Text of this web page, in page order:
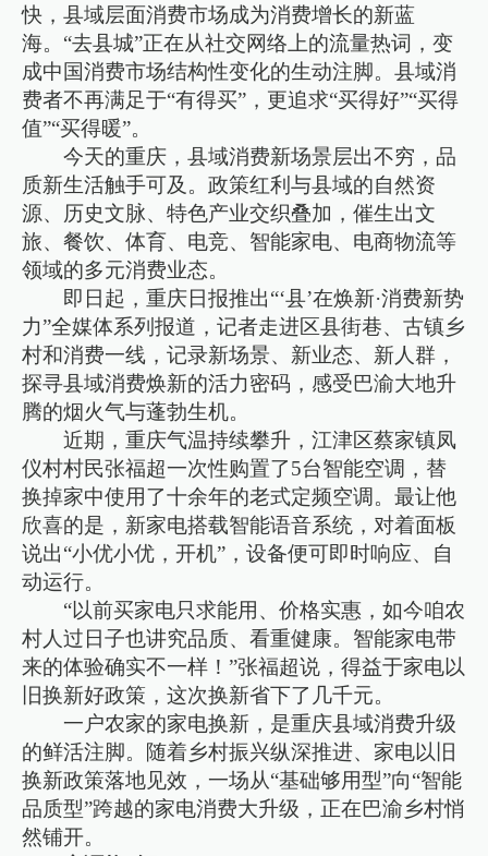
快，县域层面消费市场成为消费增长的新蓝
海。“去县城”正在从社交网络上的流量热词，变
成中国消费市场结构性变化的生动注脚。县域消
费者不再满足于“有得买”，更追求“买得好”“买得
值”“买得暖”。
今天的重庆，县域消费新场景层出不穷，品
质新生活触手可及。政策红利与县域的自然资
源、历史文脉、特色产业交织叠加，催生出文
旅、餐饮、体育、电竞、智能家电、电商物流等
领域的多元消费业态。
即日起，重庆日报推出“‘县’在焕新·消费新势
力”全媒体系列报道，记者走进区县街巷、古镇乡
村和消费一线，记录新场景、新业态、新人群，
探寻县域消费焕新的活力密码，感受巴渝大地升
腾的烟火气与蓬勃生机。
近期，重庆气温持续攀升，江津区蔡家镇凤
仪村村民张福超一次性购置了5台智能空调，替
换掉家中使用了十余年的老式定频空调。最让他
欣喜的是，新家电搭载智能语音系统，对着面板
说出“小优小优，开机”，设备便可即时响应、自
动运行。
“以前买家电只求能用、价格实惠，如今咱农
村人过日子也讲究品质、看重健康。智能家电带
来的体验确实不一样！”张福超说，得益于家电以
旧换新好政策，这次换新省下了几千元。
一户农家的家电换新，是重庆县域消费升级
的鲜活注脚。随着乡村振兴纵深推进、家电以旧
换新政策落地见效，一场从“基础够用型”向“智能
品质型”跨越的家电消费大升级，正在巴渝乡村悄
然铺开。